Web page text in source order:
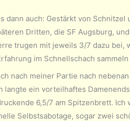
dann auch: Gestärkt von
Dritten, die SF Augsburg,
trugen mit jeweils 3/7 dazu bei,
im Schnellschach
nach meiner Partie nach
langte ein vorteilhaftes
6,5/7 am Spitzenbrett.
Selbstsabotage, sogar zwei